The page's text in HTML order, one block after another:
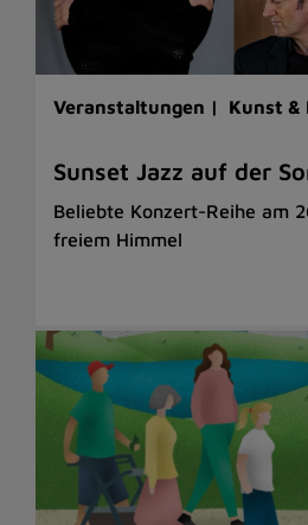
Veranstaltungen | Kunst &
Sunset Jazz auf der
Beliebte Konzert-Reihe am
freiem Himmel